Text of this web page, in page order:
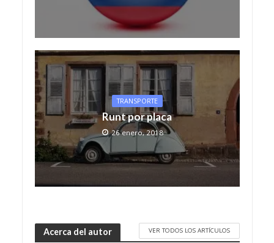
TRANSPORTE
Runt por placa
26 enero, 2018
Acerca del autor VER TODOS LOS ARTÍCULOS